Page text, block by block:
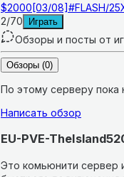
$2000[03/08]#FLASH/
2/70 Играть
Обзоры и посты от
Обзоры (0)
По этому серверу пока
Написать обзор
EU-PVE-
Это комьюнити сервер